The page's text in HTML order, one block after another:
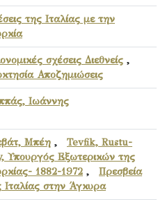
της Ιταλίας με την
σχέσεις Διεθνείς ,
Αποζημιώσεις
Ιωάννης
Μπέη , Tevfik, Rustu-
Υπουργός Εξωτερικών της
1882-1972 , Πρεσβεία
Ιταλίας στην Άγκυρα